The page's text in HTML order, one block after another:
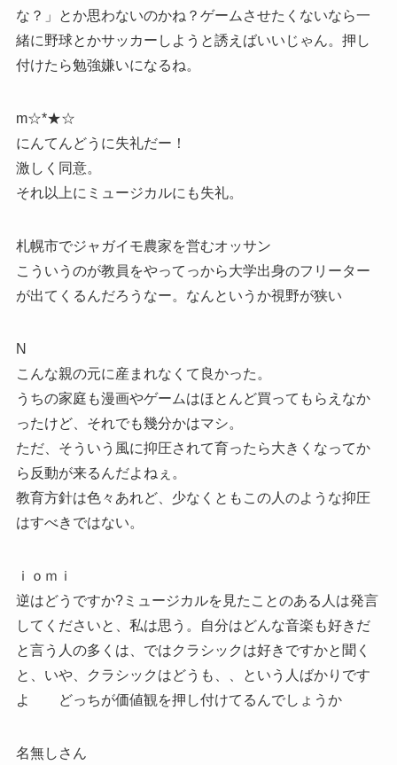
な？」とか思わないのかね？ゲームさせたくないなら一
緒に野球とかサッカーしようと誘えばいいじゃん。押し
付けたら勉強嫌いになるね。
m☆*★☆
にんてんどうに失礼だー！
激しく同意。
それ以上にミュージカルにも失礼。
札幌市でジャガイモ農家を営むオッサン
こういうのが教員をやってっから大学出身のフリーター
が出てくるんだろうなー。なんというか視野が狭い
N
こんな親の元に産まれなくて良かった。
うちの家庭も漫画やゲームはほとんど買ってもらえなか
ったけど、それでも幾分かはマシ。
ただ、そういう風に抑圧されて育ったら大きくなってか
ら反動が来るんだよねぇ。
教育方針は色々あれど、少なくともこの人のような抑圧
はすべきではない。
ｉｏｍｉ
逆はどうですか?ミュージカルを見たことのある人は発言
してくださいと、私は思う。自分はどんな音楽も好きだ
と言う人の多くは、ではクラシックは好きですかと聞く
と、いや、クラシックはどうも、、という人ばかりです
よ どっちが価値観を押し付けてるんでしょうか
名無しさん